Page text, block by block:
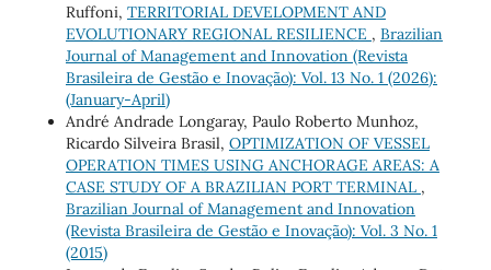
Ruffoni, TERRITORIAL DEVELOPMENT AND
EVOLUTIONARY REGIONAL RESILIENCE , Brazilian
Journal of Management and Innovation (Revista
Brasileira de Gestão e Inovação): Vol. 13 No. 1 (2026):
(January-April)
André Andrade Longaray, Paulo Roberto Munhoz,
Ricardo Silveira Brasil, OPTIMIZATION OF VESSEL
OPERATION TIMES USING ANCHORAGE AREAS: A
CASE STUDY OF A BRAZILIAN PORT TERMINAL ,
Brazilian Journal of Management and Innovation
(Revista Brasileira de Gestão e Inovação): Vol. 3 No. 1
(2015)